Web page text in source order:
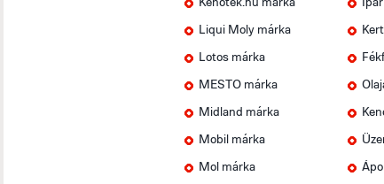
Liqui Moly márka
Lotos márka
MESTO márka
Midland márka
Mobil márka
Mol márka